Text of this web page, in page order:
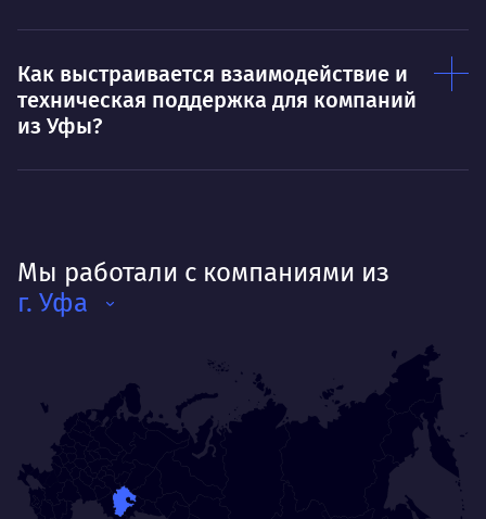
Как выстраивается взаимодействие и
техническая поддержка для компаний
из Уфы?
Мы работали с компаниями из
г. Уфа